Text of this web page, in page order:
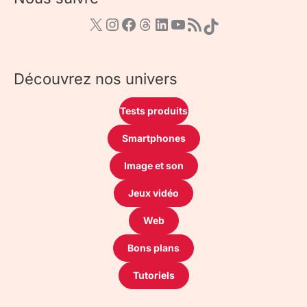
Découvrez nos univers
Tests produits
Smartphones
Image et son
Jeux vidéo
Web
Bons plans
Tutoriels